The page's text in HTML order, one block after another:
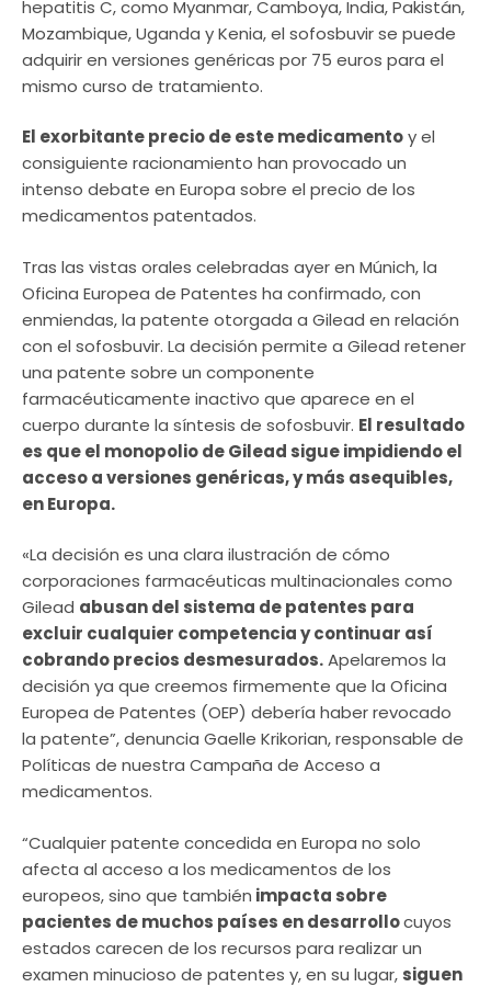
hepatitis C, como Myanmar, Camboya, India, Pakistán,
Mozambique, Uganda y Kenia, el sofosbuvir se puede
adquirir en versiones genéricas por 75 euros para el
mismo curso de tratamiento.
El exorbitante precio de este medicamentoy el
consiguiente racionamiento han provocado un
intenso debate en Europa sobre el precio de los
medicamentos patentados.
Tras las vistas orales celebradas ayer en Múnich, la
Oficina Europea de Patentes ha confirmado, con
enmiendas, la patente otorgada a Gilead en relación
con el sofosbuvir. La decisión permite a Gilead retener
una patente sobre un componente
farmacéuticamente inactivo que aparece en el
cuerpo durante la síntesis de sofosbuvir. El resultado
es que el monopolio de Gilead sigue impidiendo el
acceso a versiones genéricas, y más asequibles,
en Europa.
«La decisión es una clara ilustración de cómo
corporaciones farmacéuticas multinacionales como
Gilead abusan del sistema de patentes para
excluir cualquier competencia y continuar así
cobrando precios desmesurados.Apelaremos la
decisión ya que creemos firmemente que la Oficina
Europea de Patentes (OEP) debería haber revocado
la patente”, denuncia Gaelle Krikorian, responsable de
Políticas de nuestra Campaña de Acceso a
medicamentos.­
“Cualquier patente concedida en Europa no solo
afecta al acceso a los medicamentos de los
europeos, sino que también impacta sobre
pacientes de muchos países en desarrollocuyos
estados carecen de los recursos para realizar un
examen minucioso de patentes y, en su lugar, siguen